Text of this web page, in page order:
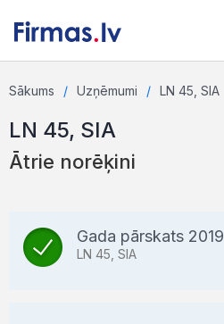
Sākums Uzņēmumi LN 45, SIA
LN 45, SIA
Ātrie norēķini
Gada pārskats 2019
LN 45, SIA